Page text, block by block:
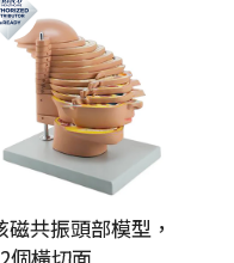
磁共振頭部模型，